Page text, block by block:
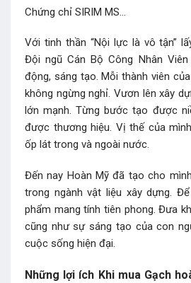
Chứng chỉ SIRIM MS…
Với tinh thần “Nội lực là vô tận”
Đội ngũ Cán Bộ Công Nhân Viên
động, sáng tạo. Mỗi thành viên
không ngừng nghỉ. Vươn lên xây
lớn mạnh. Từng bước tạo được
được thương hiệu. Vị thế của
ốp lát trong và ngoài nước.
Đến nay Hoàn Mỹ đã tạo cho
trong ngành vật liệu xây dựng.
phẩm mang tính tiên phong. Đưa
cũng như sự sáng tạo của con
cuộc sống hiện đại.
Những lợi ích Khi mua Gạch